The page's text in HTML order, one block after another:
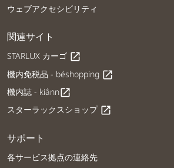
ウェブアクセシビリティ
関連サイト
STARLUX カーゴ open_in_new
機内免税品 - béshopping open_in_new
機内誌 - kiânnopen_in_new
スターラックスショップ open_in_new
サポート
各サービス拠点の連絡先